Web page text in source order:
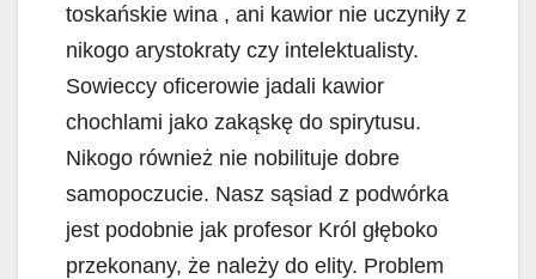
toskańskie wina , ani kawior nie uczyniły z
nikogo arystokraty czy intelektualisty.
Sowieccy oficerowie jadali kawior
chochlami jako zakąskę do spirytusu.
Nikogo również nie nobilituje dobre
samopoczucie. Nasz sąsiad z podwórka
jest podobnie jak profesor Król głęboko
przekonany, że należy do elity. Problem